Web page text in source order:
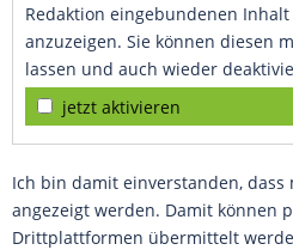
Redaktion eingebundenen Inhalt
anzuzeigen. Sie können diesen
lassen und auch wieder
jetzt aktivieren
Ich bin damit einverstanden,
angezeigt werden. Damit können
Drittplattformen übermittelt